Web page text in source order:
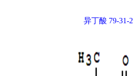
异丁酸 79-31-2